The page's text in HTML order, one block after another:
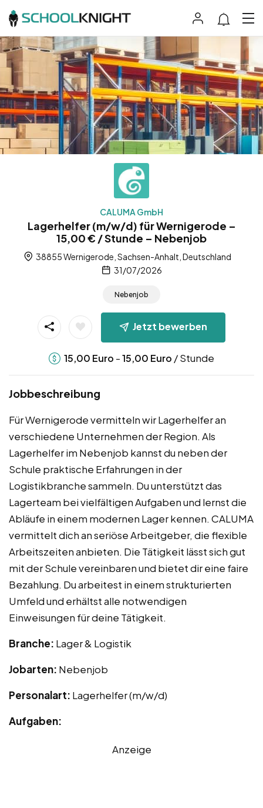
CALUMA GmbH
Lagerhelfer (m/w/d) für Wernigerode –
15,00 € / Stunde – Nebenjob
38855 Wernigerode, Sachsen-Anhalt, Deutschland
31/07/2026
Nebenjob
Jetzt bewerben
15,00 Euro -15,00 Euro / Stunde
Jobbeschreibung
Für Wernigerode vermitteln wir Lagerhelfer an
verschiedene Unternehmen der Region. Als
Lagerhelfer im Nebenjob kannst du neben der
Schule praktische Erfahrungen in der
Logistikbranche sammeln. Du unterstützt das
Lagerteam bei vielfältigen Aufgaben und lernst die
Abläufe in einem modernen Lager kennen. CALUMA
vermittelt dich an seriöse Arbeitgeber, die flexible
Arbeitszeiten anbieten. Die Tätigkeit lässt sich gut
mit der Schule vereinbaren und bietet dir eine faire
Bezahlung. Du arbeitest in einem strukturierten
Umfeld und erhältst alle notwendigen
Einweisungen für deine Tätigkeit.
Branche: Lager & Logistik
Jobarten: Nebenjob
Personalart: Lagerhelfer (m/w/d)
Aufgaben:
Anzeige